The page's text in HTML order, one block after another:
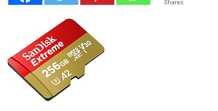
Shares